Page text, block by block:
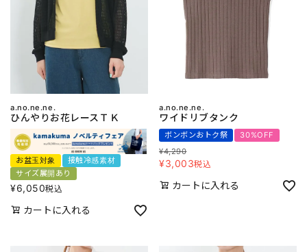
a.no.ne.ne.
ひんやりお花レースＴＫ
お盆玉対象
接触冷感素材
サイズ展開あり
¥6,050税込
カートに入れる
a.no.ne.ne.
ワイドリブタンク
ボンボンおトク祭
30%OFF
¥4,290
¥3,003税込
カートに入れる